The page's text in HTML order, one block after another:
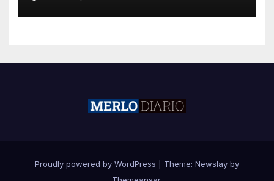
Proudly powered by WordPress Theme: Newslay by